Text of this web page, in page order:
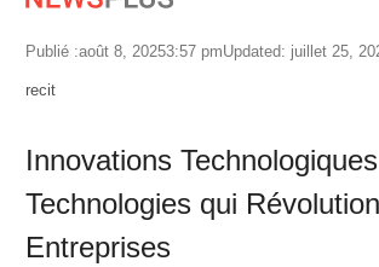
Publié :août 8, 20253:57 pmUpdated: juillet 25,
Author
recit
Innovations
Technologies qui
Entreprises